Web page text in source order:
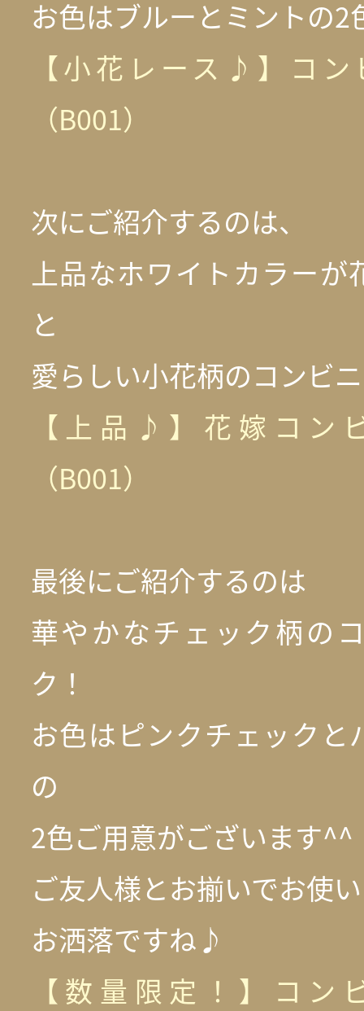
お色はブルーとミントの
【小花レース♪】コ
（B001）
次にご紹介するのは、
上品なホワイトカラーが
と
愛らしい小花柄のコンビ
【上品♪】花嫁コン
（B001）
最後にご紹介するのは
華やかなチェック柄の
ク！
お色はピンクチェックと
の
2色ご用意がございます^^
ご友人様とお揃いでお使
お洒落ですね♪
【数量限定！】コン